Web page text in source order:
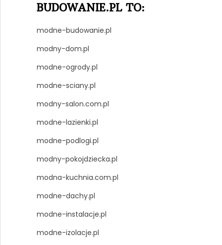
BUDOWANIE.PL TO:
modne-budowanie.pl
modny-dom.pl
modne-ogrody.pl
modne-sciany.pl
modny-salon.com.pl
modne-lazienki.pl
modne-podlogi.pl
modny-pokojdziecka.pl
modna-kuchnia.com.pl
modne-dachy.pl
modne-instalacje.pl
modne-izolacje.pl